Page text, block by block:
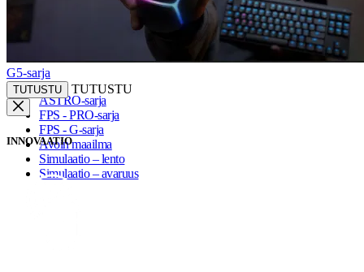
G5-sarja
ASTRO-sarja
FPS - PRO-sarja
FPS - G-sarja
Avoin maailma
Simulaatio – lento
Simulaatio – avaruus
TUTUSTU TUTUSTU
INNOVAATIO